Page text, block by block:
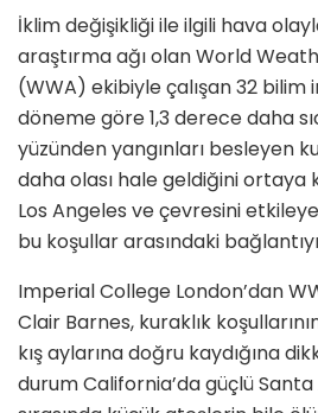
İklim değişikliği ile ilgili hava
araştırma ağı olan World
(WWA) ekibiyle çalışan 32 bilim
döneme göre 1,3 derece daha
yüzünden yangınları besleyen
daha olası hale geldiğini ortaya
Los Angeles ve çevresini
bu koşullar arasındaki
Imperial College London’dan
Clair Barnes, kuraklık
kış aylarına doğru kaydığına
durum California’da güçlü